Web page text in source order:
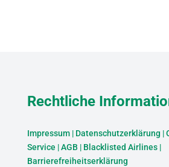
Rechtliche
Impressum| Datenschutzerklärung |
Service |AGB | Blacklisted Airlines|
Barrierefreiheitserklärung